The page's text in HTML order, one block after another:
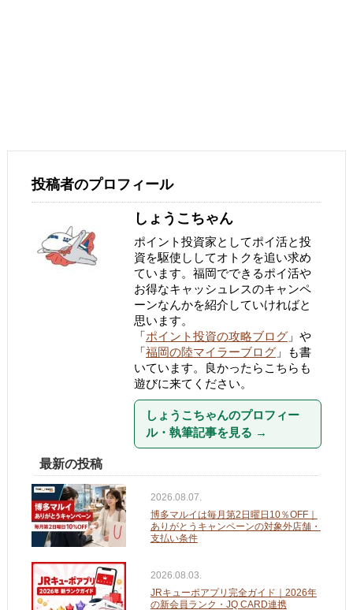
投稿者のプロフィール
しょうこちゃん
ポイント投資家としてポイ活と投
資を駆使ししてオトクを追い求め
ています。福岡でできるポイ活や
お得なキャッシュレスのキャンペ
ーンなんかを紹介していければと
思います。
「ポイント投資の攻略ブログ」や
「福岡の陸マイラーブログ」も書
いています。良かったらこちらも
遊びに来てください。
しょうこちゃんのプロフィー
ル・執筆記事を見る →
最新の投稿
2026.08.07.
博多マルイは毎月第2日曜日10％OFF｜
ありがとうキャンペーンの対象外店舗・
支払い条件
2026.08.03.
JRキューポアプリ完全ガイド｜2026年
の新会員ランク・JQ CARD連携